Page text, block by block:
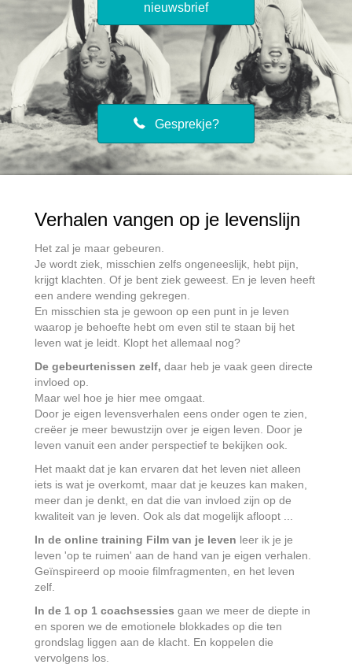
nieuwsbrief
Gesprekje?
Verhalen vangen op je levenslijn
Het zal je maar gebeuren.
Je wordt ziek, misschien zelfs ongeneeslijk, hebt pijn,
krijgt klachten. Of je bent ziek geweest. En je leven heeft
een andere wending gekregen.
En misschien sta je gewoon op een punt in je leven
waarop je behoefte hebt om even stil te staan bij het
leven wat je leidt. Klopt het allemaal nog?
De gebeurtenissen zelf, daar heb je vaak geen directe
invloed op.
Maar wel hoe je hier mee omgaat.
Door je eigen levensverhalen eens onder ogen te zien,
creëer je meer bewustzijn over je eigen leven. Door je
leven vanuit een ander perspectief te bekijken ook.
Het maakt dat je kan ervaren dat het leven niet alleen
iets is wat je overkomt, maar dat je keuzes kan maken,
meer dan je denkt, en dat die van invloed zijn op de
kwaliteit van je leven. Ook als dat mogelijk afloopt ...
In de online training Film van je leven leer ik je je
leven 'op te ruimen' aan de hand van je eigen verhalen.
Geïnspireerd op mooie filmfragmenten, en het leven
zelf.
In de 1 op 1 coachsessies gaan we meer de diepte in
en sporen we de emotionele blokkades op die ten
grondslag liggen aan de klacht. En koppelen die
vervolgens los.